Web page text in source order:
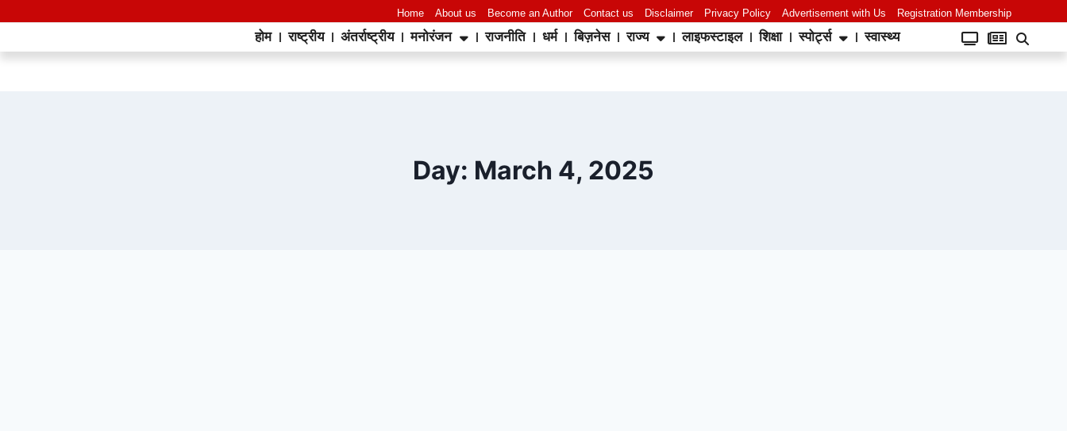
Home About us Become an Author Contact us Disclaimer Privacy Policy Advertisement with Us Registration Membership
होम राष्ट्रीय अंतर्राष्ट्रीय मनोरंजन राजनीति धर्म बिज़नेस राज्य लाइफस्टाइल शिक्षा स्पोर्ट्स स्वास्थ्य
Day: March 4, 2025